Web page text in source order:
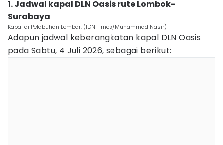
1. Jadwal kapal DLN Oasis rute Lombok-
Surabaya
Kapal di Pelabuhan Lembar. (IDN Times/Muhammad Nasir)
Adapun jadwal keberangkatan kapal DLN Oasis
pada Sabtu, 4 Juli 2026, sebagai berikut: